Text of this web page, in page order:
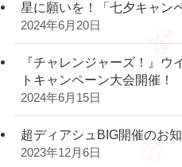
星に願いを！「七夕キャン
2024年6月20日
『チャレンジャーズ！』ウ
トキャンペーン大会開催！
2024年6月15日
超ディアシュBIG開催のお
2023年12月6日